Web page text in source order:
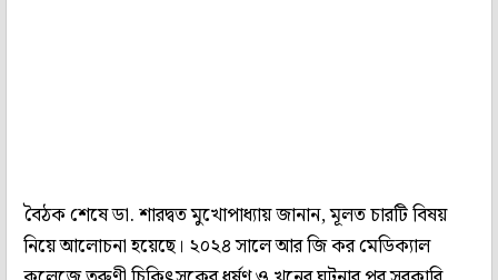
বৈঠক শেষে ডা. শারদ্বত মুখোপাধ‌্যায় জানান, মূলত চারটি বিষয়
নিয়ে আলোচনা হয়েছে। ২০২৪ সালে আর জি কর মেডিক‌্যাল